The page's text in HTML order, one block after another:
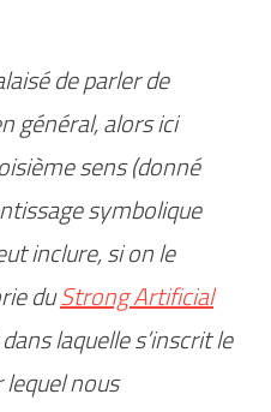
de parler de
général, alors ici
sens (donné
symbolique
inclure, si on le
duStrong Artificial
laquelle s’inscrit le
nous